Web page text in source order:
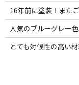
16年前に塗装！また
人気のブルーグレー
とても対候性の高い